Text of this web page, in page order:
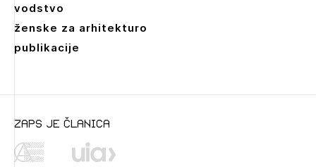
vodstvo
ženske za arhitekturo
publikacije
zaps je članica